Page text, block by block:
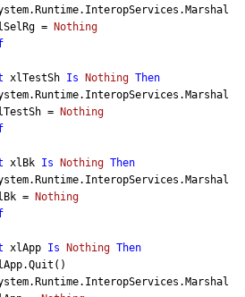
=
Nothing
xlTestSh Is Nothing Then
=
Nothing
xlBk Is Nothing Then
=
Nothing
xlApp Is Nothing Then